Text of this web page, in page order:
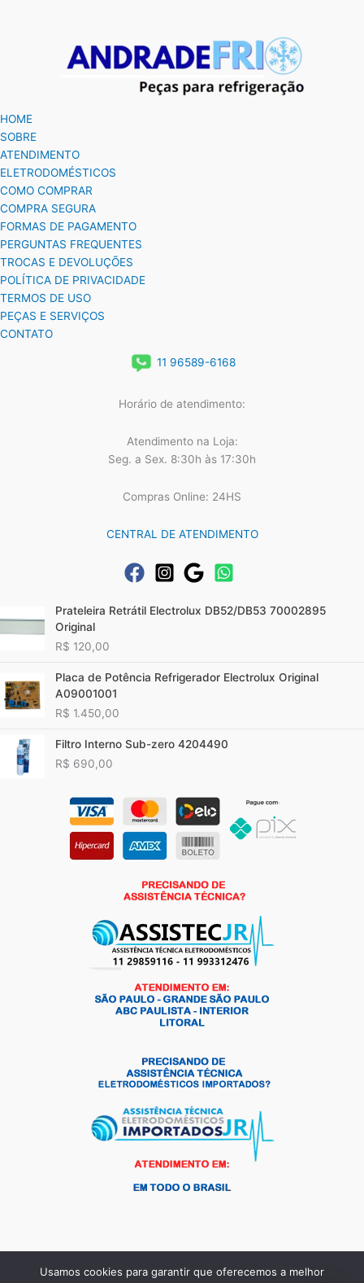
HOME
SOBRE
ATENDIMENTO
ELETRODOMÉSTICOS
COMO COMPRAR
COMPRA SEGURA
FORMAS DE PAGAMENTO
PERGUNTAS FREQUENTES
TROCAS E DEVOLUÇÕES
POLÍTICA DE PRIVACIDADE
TERMOS DE USO
PEÇAS E SERVIÇOS
CONTATO
11 96589-6168
Horário de atendimento:
Atendimento na Loja:
Seg. a Sex. 8:30h às 17:30h
Compras Online: 24HS
CENTRAL DE ATENDIMENTO
Prateleira Retrátil Electrolux DB52/DB53 70002895
Original
R$ 120,00
Placa de Potência Refrigerador Electrolux Original
A09001001
R$ 1.450,00
Filtro Interno Sub-zero 4204490
R$ 690,00
Usamos cookies para garantir que oferecemos a melhor